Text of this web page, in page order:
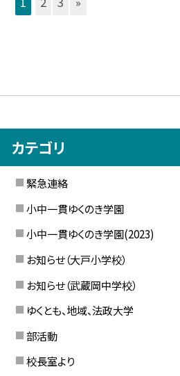
カテゴリ
緊急連絡
小中一貫ゆくのき学園
小中一貫ゆくのき学園(2023)
お知らせ（大戸小学校）
お知らせ（武蔵岡中学校）
ゆくとも、地域、法政大学
部活動
校長室より